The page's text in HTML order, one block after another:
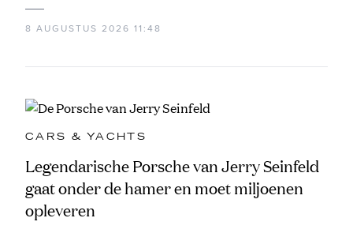
8 AUGUSTUS 2026 11:48
CARS & YACHTS
Legendarische Porsche van Jerry Seinfeld
gaat onder de hamer en moet miljoenen
opleveren